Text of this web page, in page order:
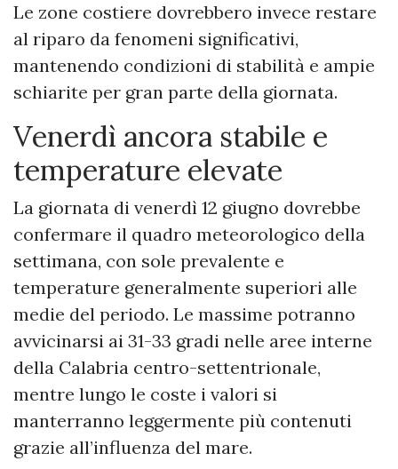
Le zone costiere dovrebbero invece restare
al riparo da fenomeni significativi,
mantenendo condizioni di stabilità e ampie
schiarite per gran parte della giornata.
Venerdì ancora stabile e
temperature elevate
La giornata di venerdì 12 giugno dovrebbe
confermare il quadro meteorologico della
settimana, con sole prevalente e
temperature generalmente superiori alle
medie del periodo. Le massime potranno
avvicinarsi ai 31-33 gradi nelle aree interne
della Calabria centro-settentrionale,
mentre lungo le coste i valori si
manterranno leggermente più contenuti
grazie all’influenza del mare.